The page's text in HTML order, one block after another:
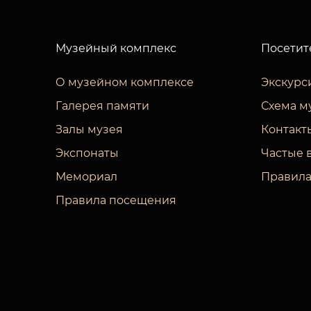
Музейный комплекс
О музейном комплексе
Галерея памяти
Залы музея
Экспонаты
Мемориал
Правила посещения
Схема
Частые